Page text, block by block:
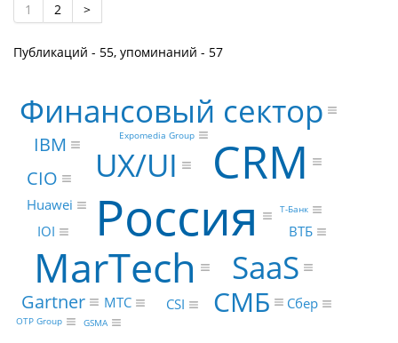
1 2 >
Публикаций - 55, упоминаний - 57
Россия
CRM
MarTech
UX/UI
Финансовый сектор
SaaS
СМБ
IBM
CIO
Gartner
Huawei
МТС CSI Сбер
ВТБ
IOI
Expomedia Group
Т-Банк
OTP Group GSMA